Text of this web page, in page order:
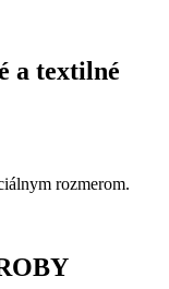
a textilné
rozmerom.